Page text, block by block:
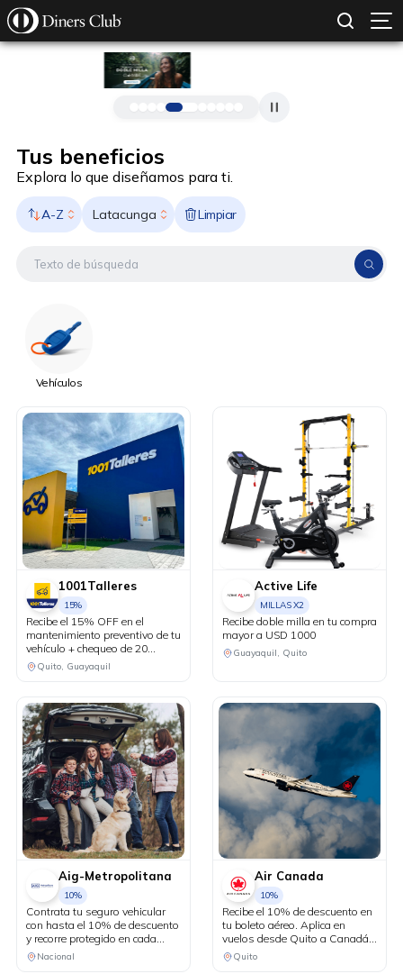
Pasar al contenido principal
Tus beneficios
Explora lo que diseñamos para ti.
A-Z Latacunga Limpiar
Vehículos
1001Talleres
15%
Recibe el 15% OFF en el
mantenimiento preventivo de tu
vehículo + chequeo de 20
puntos sin costo.
Quito, Guayaquil
Active Life
MILLAS X2
Recibe doble milla en tu compra
mayor a USD 1000
Guayaquil, Quito
Aig-Metropolitana
10%
Contrata tu seguro vehicular
con hasta el 10% de descuento
y recorre protegido en cada
kilómetro. Adicionalmente,
recibe una revisión vehicular
Nacional
Air Canada
10%
Recibe el 10% de descuento en
tu boleto aéreo. Aplica en
vuelos desde Quito a Canadá y
Estados Unidos en conexión
vía Bogotá.
Quito